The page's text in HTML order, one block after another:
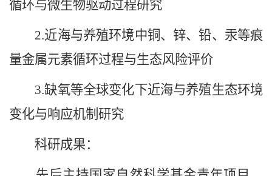
循环与微生物驱动过程研究
2.近海与养殖环境中铜、锌、铅、汞等痕
量金属元素循环过程与生态风险评价
3.缺氧等全球变化下近海与养殖生态环境
变化与响应机制研究
科研成果：